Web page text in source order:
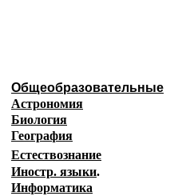
Общеобразовательные
Астрономия
Биология
География
Естествознание
Иностр. языки.
Информатика